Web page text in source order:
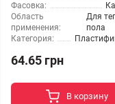
Фасовка:
Область
применения:
Для
пола
Категория:
64.65 грн
В корзину